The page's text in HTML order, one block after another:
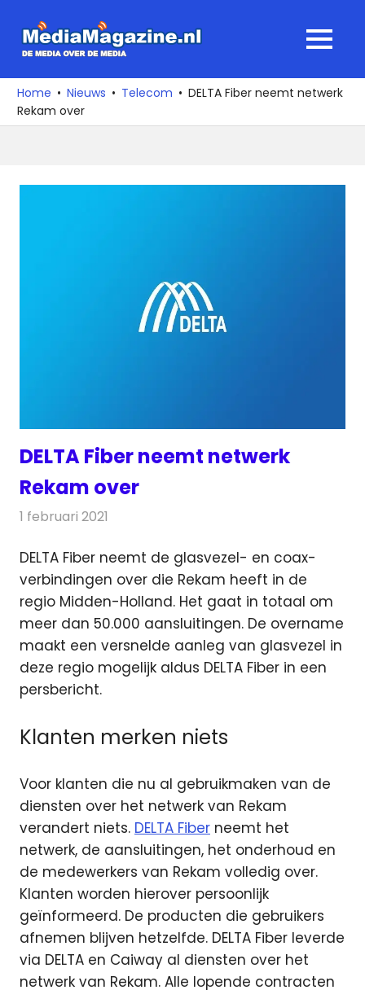
naar
media
over
de
MENU
Home Nieuws Telecom
DELTA Fiber neemt netwerk
Rekam over
DELTA Fiber neemt netwerk
Rekam over
1 februari 2021
DELTA Fiber neemt de glasvezel- en coax-
verbindingen over die Rekam heeft in de
regio Midden-Holland. Het gaat in totaal om
meer dan 50.000 aansluitingen. De overname
maakt een versnelde aanleg van glasvezel in
deze regio mogelijk aldus DELTA Fiber in een
persbericht.
Klanten merken niets
Voor klanten die nu al gebruikmaken van de
diensten over het netwerk van Rekam
verandert niets. DELTA Fiber neemt het
netwerk, de aansluitingen, het onderhoud en
de medewerkers van Rekam volledig over.
Klanten worden hierover persoonlijk
geïnformeerd. De producten die gebruikers
afnemen blijven hetzelfde. DELTA Fiber leverde
via DELTA en Caiway al diensten over het
netwerk van Rekam. Alle lopende contracten